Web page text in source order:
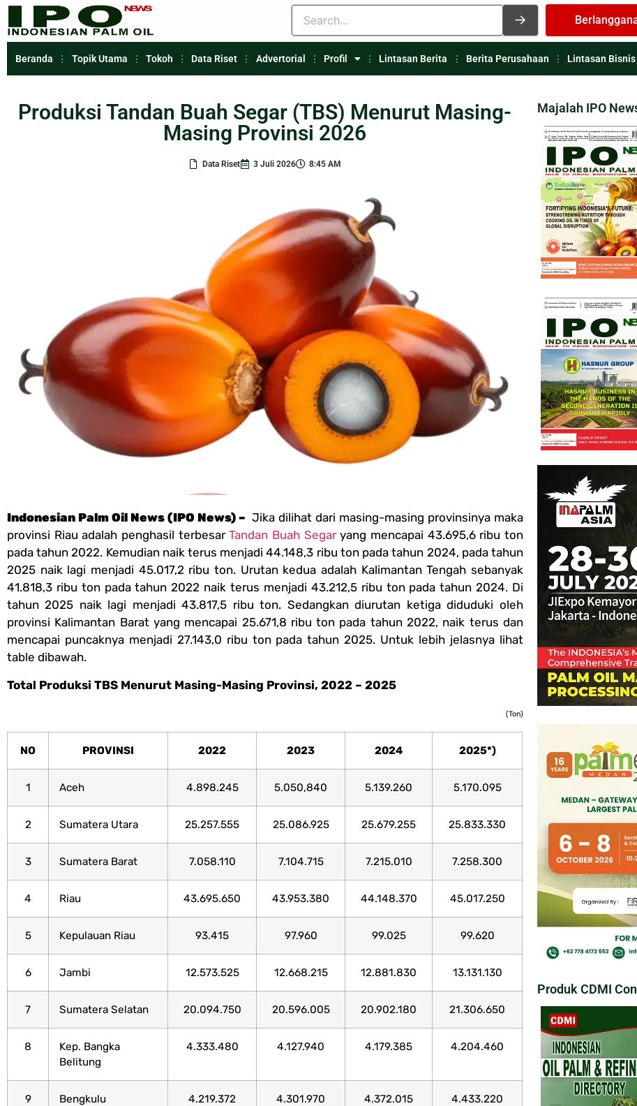
Beranda Topik Utama Tokoh Data Riset Advertorial Profil Lintasan Berita Berita Perusahaan Lintasan Bisnis
Produksi Tandan Buah Segar (TBS) Menurut Masing-
Masing Provinsi 2026
Data Riset 3 Juli 2026 8:45 AM
Indonesian Palm Oil News (IPO News) – Jika dilihat dari masing-masing provinsinya maka
provinsi Riau adalah penghasil terbesarTandan Buah Segaryang mencapai 43.695,6 ribu ton
pada tahun 2022. Kemudian naik terus menjadi 44.148,3 ribu ton pada tahun 2024, pada tahun
2025 naik lagi menjadi 45.017,2 ribu ton. Urutan kedua adalah Kalimantan Tengah sebanyak
41.818,3 ribu ton pada tahun 2022 naik terus menjadi 43.212,5 ribu ton pada tahun 2024. Di
tahun 2025 naik lagi menjadi 43.817,5 ribu ton. Sedangkan diurutan ketiga diduduki oleh
provinsi Kalimantan Barat yang mencapai 25.671,8 ribu ton pada tahun 2022, naik terus dan
mencapai puncaknya menjadi 27.143,0 ribu ton pada tahun 2025. Untuk lebih jelasnya lihat
table dibawah.
Total Produksi TBS Menurut Masing-Masing Provinsi, 2022 – 2025
(Ton)
NO PROVINSI 2022 2023 2024 2025*)
1 Aceh 4.898.245 5.050,840 5.139.260 5.170.095
2 Sumatera Utara 25.257.555 25.086.925 25.679.255 25.833.330
3 Sumatera Barat 7.058.110 7.104.715 7.215.010 7.258.300
4 Riau 43.695.650 43.953.380 44.148.370 45.017.250
5 Kepulauan Riau 93.415 97.960 99.025 99.620
6 Jambi 12.573.525 12.668.215 12.881.830 13.131.130
7 Sumatera Selatan 20.094.750 20.596.005 20.902.180 21.306.650
8
Kep. Bangka
Belitung
4.333.480 4.127.940 4.179.385 4.204.460
9 Bengkulu 4.219.372 4.301.970 4.372.015 4.433.220
Majalah IPO
Produk CDMI